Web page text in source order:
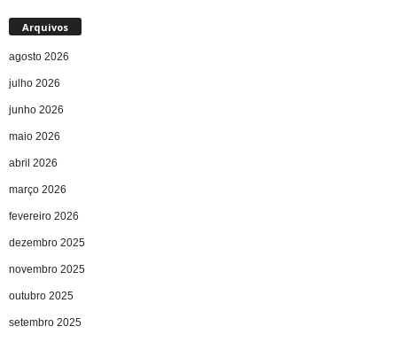
Arquivos
agosto 2026
julho 2026
junho 2026
maio 2026
abril 2026
março 2026
fevereiro 2026
dezembro 2025
novembro 2025
outubro 2025
setembro 2025